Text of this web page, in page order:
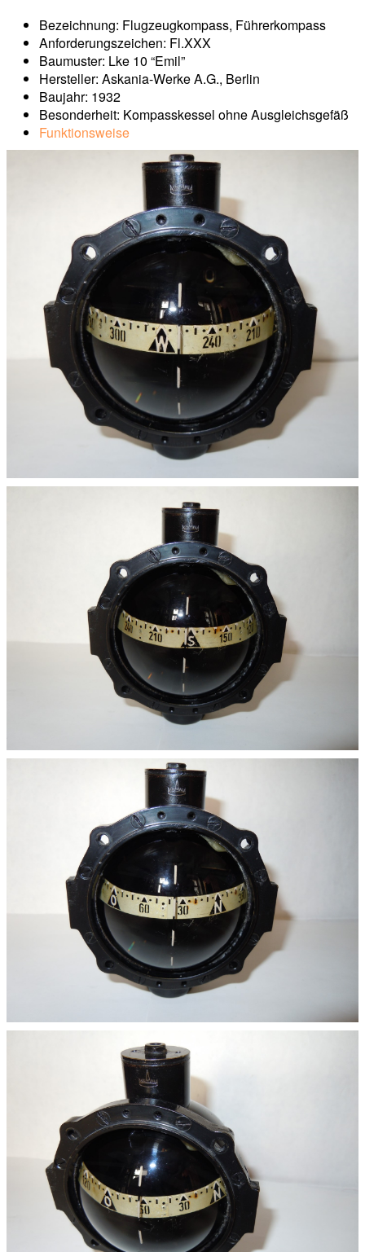
Bezeichnung: Flugzeugkompass, Führerkompass
Anforderungszeichen: Fl.XXX
Baumuster: Lke 10 “Emil”
Hersteller: Askania-Werke A.G., Berlin
Baujahr: 1932
Besonderheit: Kompasskessel ohne Ausgleichsgefäß
Funktionsweise